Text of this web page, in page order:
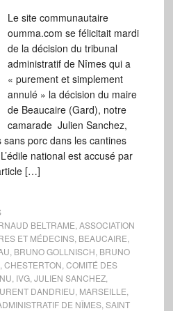
Le site communautaire
oumma.com se félicitait mardi
de la décision du tribunal
administratif de Nîmes qui a
« purement et simplement
annulé » la décision du maire
de Beaucaire (Gard), notre
camarade Julien Sanchez,
porc dans les cantines
national est accusé par
[…]
BELTRAME ASSOCIATION
ET MÉDECINS, BEAUCAIRE
BRUNO GOLLNISCH BRUNO
CHESTERTON COMITÉ DES
IVG, JULIEN SANCHEZ,
DANDRIEU MARSEILLE
DE NÎMES, SAINT